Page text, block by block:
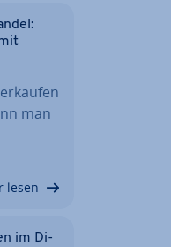
man
lesen
im Di­